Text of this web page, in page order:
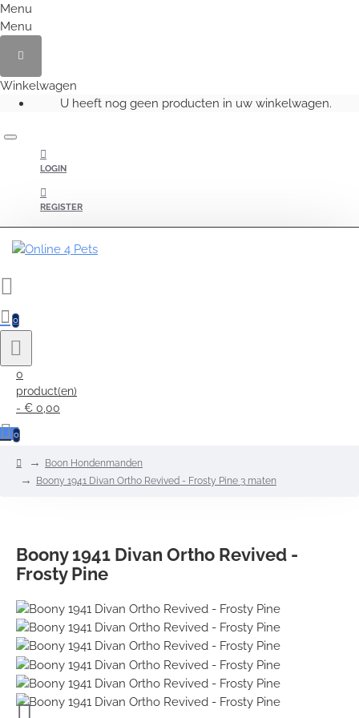
Menu
Menu
Winkelwagen
U heeft nog geen producten in uw winkelwagen.
LOGIN
REGISTER
0
0
product(en)
- € 0,00
0
homeBoon Hondenmanden
Boony 1941 Divan Ortho Revived - Frosty Pine 3 maten
Boony 1941 Divan Ortho Revived -
Frosty Pine